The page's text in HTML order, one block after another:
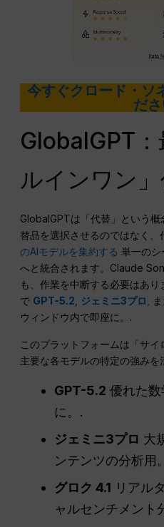
今すぐクロード・ソ
だ
GlobalGPT
ルインワン
GlobalGPTは「代替」という
替品を選択させるのではなく
のAIモデルを集約する 単一の
へと統合されます。Claude
も、作業を中断する必要はあ
で GPT-5.2, ジェミニ3プロ,
ウィンドウ内で即座に。.
このプラットフォームは「サイ
主要な各モデルの特定の強みを
GPT-5.2 優れた
に。.
ジェミニ3プロ 大
ンテンツの分析用
グロク 4.1 リアル
ャルセンチメント